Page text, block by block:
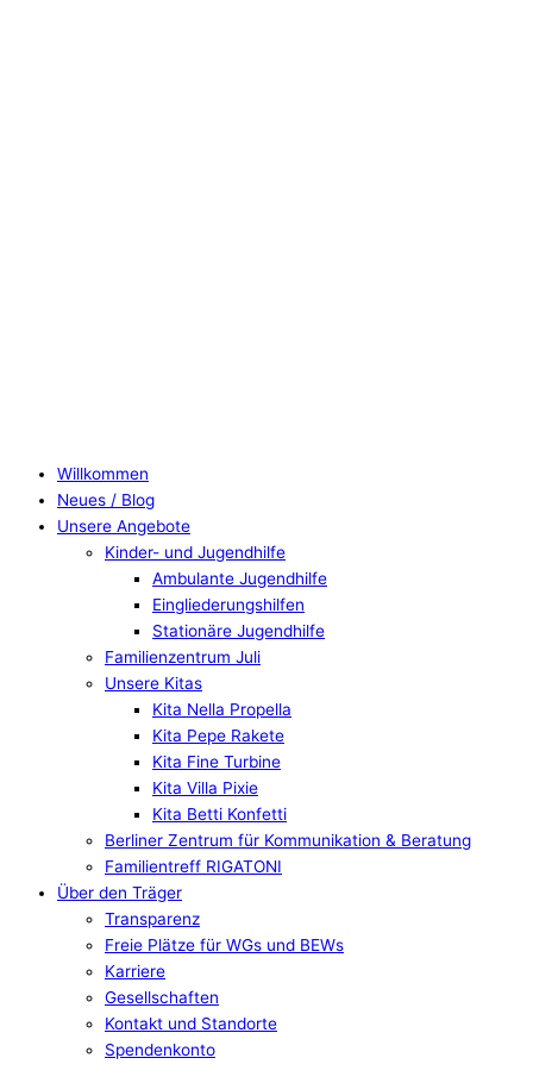
Willkommen
Neues / Blog
Unsere Angebote
Kinder- und Jugendhilfe
Ambulante Jugendhilfe
Eingliederungshilfen
Stationäre Jugendhilfe
Familienzentrum Juli
Unsere Kitas
Kita Nella Propella
Kita Pepe Rakete
Kita Fine Turbine
Kita Villa Pixie
Kita Betti Konfetti
Berliner Zentrum für Kommunikation & Beratung
Familientreff RIGATONI
Über den Träger
Transparenz
Freie Plätze für WGs und BEWs
Karriere
Gesellschaften
Kontakt und Standorte
Spendenkonto